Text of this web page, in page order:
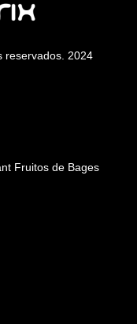
reservados. 2024
Fruitos de Bages